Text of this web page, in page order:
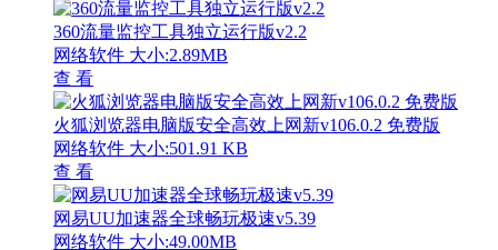
360流量监控工具独立运行版v2.2
网络软件 大小:2.89MB
查 看
火狐浏览器电脑版安全高效上网新v106.0.2 免费版
网络软件 大小:501.91 KB
查 看
网易UU加速器全球畅玩极速v5.39
网络软件 大小:49.00MB